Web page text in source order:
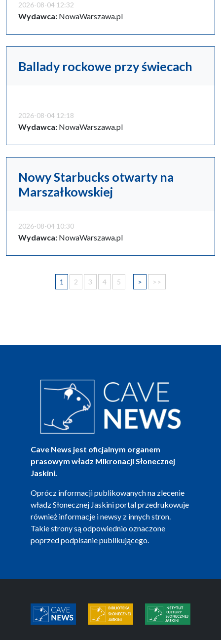
2026-08-04 12:32
Wydawca: NowaWarszawa.pl
Ballady rockowe przy świecach
2026-08-04 12:18
Wydawca: NowaWarszawa.pl
Nowy Starbucks otwarty na
Marszałkowskiej
2026-08-04 10:30
Wydawca: NowaWarszawa.pl
1 2 3 4 5 > >>
Cave News jest oficjalnym organem
prasowym władz Mikronacji Słonecznej
Jaskini.
Oprócz informacji publikowanych na zlecenie
władz Słonecznej Jaskini portal przedrukowuje
również informacje i newsy z innych stron.
Takie strony są odpowiednio oznaczone
poprzed podpisanie publikującego.